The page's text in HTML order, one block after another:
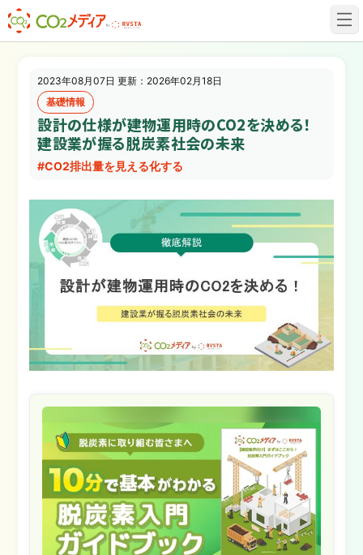
建設業✕脱炭素専門CO2メディア
2023年08月07日 更新：2026年02月18日
基礎情報
設計の仕様が建物運用時のCO2を決める！
建設業が握る脱炭素社会の未来
#CO2排出量を見える化する